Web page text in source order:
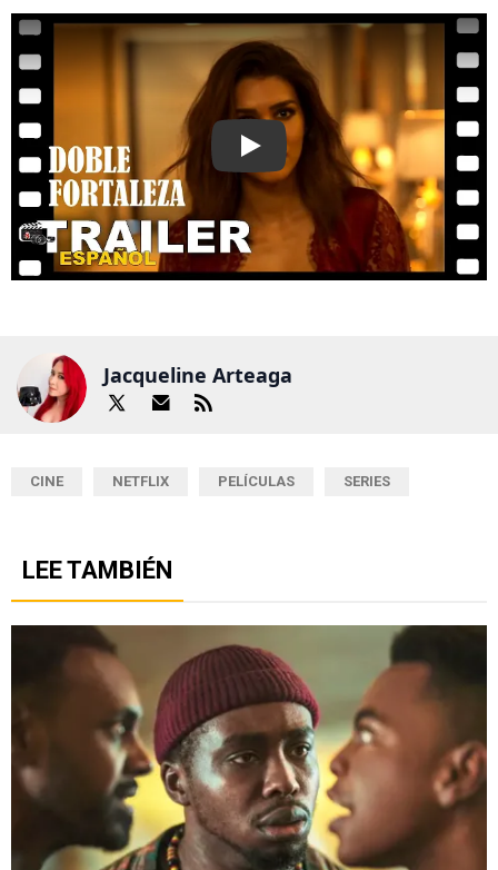
Play
Jacqueline Arteaga
CINE NETFLIX PELÍCULAS SERIES
LEE TAMBIÉN